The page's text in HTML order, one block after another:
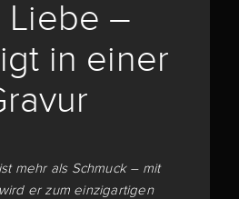
Liebe –
in einer
mehr als Schmuck – mit
er zum einzigartigen